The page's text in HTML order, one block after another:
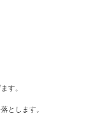
す。
とします。